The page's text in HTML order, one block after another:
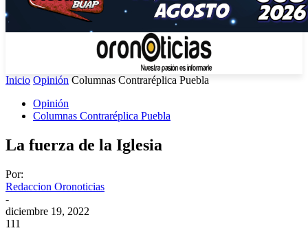
Inicio Opinión Columnas Contraréplica Puebla
Opinión
Columnas Contraréplica Puebla
La fuerza de la Iglesia
Por:
Redaccion Oronoticias
-
diciembre 19, 2022
111